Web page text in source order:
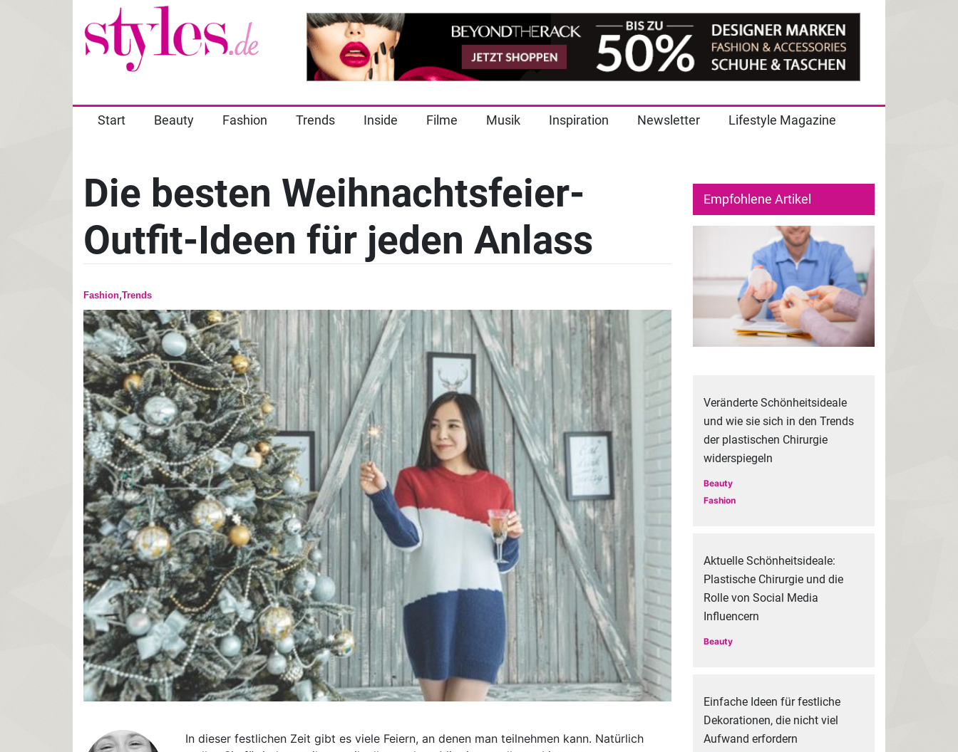
Start Beauty Fashion Trends Inside Filme Musik Inspiration Newsletter Lifestyle Magazine
Die besten Weihnachtsfeier-
Outfit-Ideen für jeden Anlass
Fashion,Trends
In dieser festlichen Zeit gibt es viele Feiern, an denen man teilnehmen kann. Natürlich
Empfohlene Artikel
Veränderte Schönheitsideale
und wie sie sich in den Trends
der plastischen Chirurgie
widerspiegeln
Beauty
Fashion
Aktuelle Schönheitsideale:
Plastische Chirurgie und die
Rolle von Social Media
Influencern
Beauty
Einfache Ideen für festliche
Dekorationen, die nicht viel
Aufwand erfordern